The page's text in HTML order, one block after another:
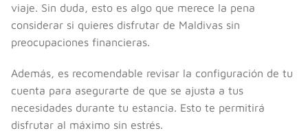
viaje. Sin duda, esto es algo que merece la pena
considerar si quieres disfrutar de Maldivas sin
preocupaciones financieras.
Además, es recomendable revisar la configuración de tu
cuenta para asegurarte de que se ajusta a tus
necesidades durante tu estancia. Esto te permitirá
disfrutar al máximo sin estrés.